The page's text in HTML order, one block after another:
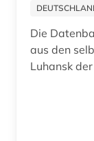
polen (2)
politik
Die
aus den
Luhansk